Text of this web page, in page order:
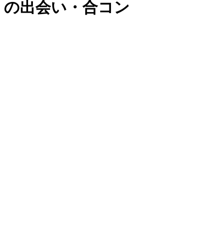
の出会い・合コン